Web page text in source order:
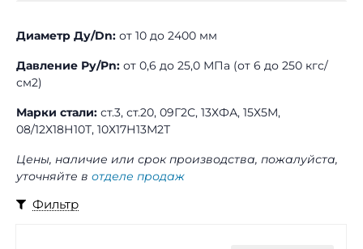
Диаметр Ду/Dn: от 10 до 2400 мм
Давление Ру/Pn: от 0,6 до 25,0 МПа (от 6 до 250 кгс/
см2)
Марки стали: ст.3, ст.20, 09Г2С, 13ХФА, 15Х5М,
08/12Х18Н10Т, 10Х17Н13М2Т
Цены, наличие или срок производства, пожалуйста,
уточняйте в отделе продаж
Фильтр